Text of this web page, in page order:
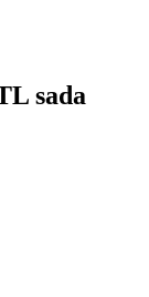
sada